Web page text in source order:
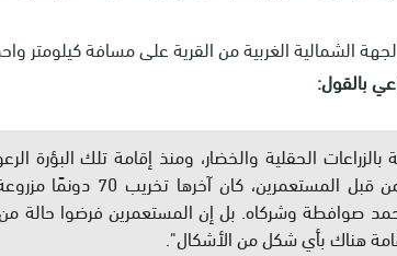
الشمالية الغربية من القرية على مسافة كيلومتر
بالقول:
مزروعة بالزراعات الحقلية والخضار، ومنذ إقامة تلك البؤرة
بشكل يومي لاعتداءات من قبل
صوافطة وشركاه. بل إن المستعمرين فرضوا حالة
هناك بأي شكل من الأشكال".